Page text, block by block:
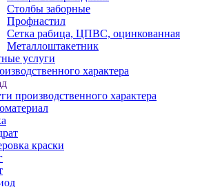
Столбы заборные
Профнастил
Сетка рабица, ЦПВС, оцинкованная
Металлоштакетник
услуги
характера
производственного характера
краски